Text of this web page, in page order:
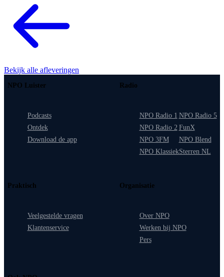
Bekijk alle afleveringen
NPO Luister
Podcasts
Ontdek
Download de app
Radio
NPO Radio 1
NPO Radio 2
NPO 3FM
NPO Klassiek
NPO Radio 5
FunX
NPO Blend
Sterren NL
Praktisch
Veelgestelde vragen
Klantenservice
Organisatie
Over NPO
Werken bij NPO
Pers